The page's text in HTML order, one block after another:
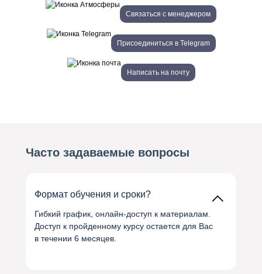
Связаться с менеджером
Присоединиться в Telegram
Написать на почту
Часто задаваемые вопросы
Формат обучения и сроки?
Гибкий график, онлайн‑доступ к материалам.
Доступ к пройденному курсу остается для Вас
в течении 6 месяцев.